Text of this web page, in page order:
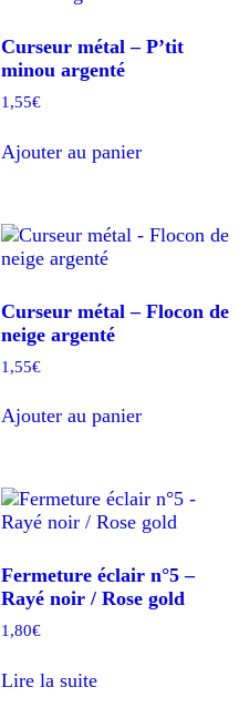
Curseur métal – P’tit
minou argenté
1,55€
Ajouter au panier
Curseur métal – Flocon de
neige argenté
1,55€
Ajouter au panier
Fermeture éclair n°5 –
Rayé noir / Rose gold
1,80€
Lire la suite